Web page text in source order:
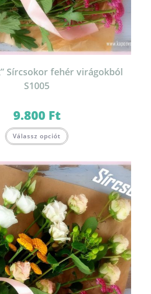
Sírcsokor fehér virágokból
S1005
9.800 Ft
Válassz opciót